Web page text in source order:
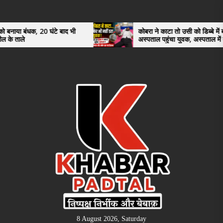
the
content
घंटे बाद भी
कोबरा ने काटा तो उसी को डिब्बे में बंद कर
अस्पताल पहुंचा युवक, अस्पताल में देखकर डॉक्टर
भी रह गए हैरान
8 August 2026, Saturday